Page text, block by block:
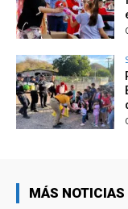
MÁS NOTICIAS